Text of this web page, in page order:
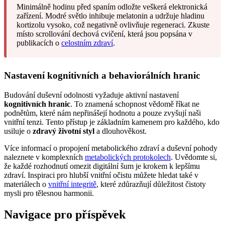
Minimálně hodinu před spaním odložte veškerá elektronická
zařízení. Modré světlo inhibuje melatonin a udržuje hladinu
kortizolu vysoko, což negativně ovlivňuje regeneraci. Zkuste
místo scrollování dechová cvičení, která jsou popsána v
publikacích o celostním zdraví.
Nastavení kognitivních a behaviorálních hranic
Budování duševní odolnosti vyžaduje aktivní nastavení
kognitivních hranic. To znamená schopnost vědomě říkat ne
podnětům, které nám nepřinášejí hodnotu a pouze zvyšují naši
vnitřní tenzi. Tento přístup je základním kamenem pro každého, kdo
usiluje o zdravý životní styl a dlouhověkost.
Více informací o propojení metabolického zdraví a duševní pohody
naleznete v komplexních metabolických protokolech. Uvědomte si,
že každé rozhodnutí omezit digitální šum je krokem k lepšímu
zdraví. Inspiraci pro hlubší vnitřní očistu můžete hledat také v
materiálech o vnitřní integritě, které zdůrazňují důležitost čistoty
mysli pro tělesnou harmonii.
Navigace pro příspěvek